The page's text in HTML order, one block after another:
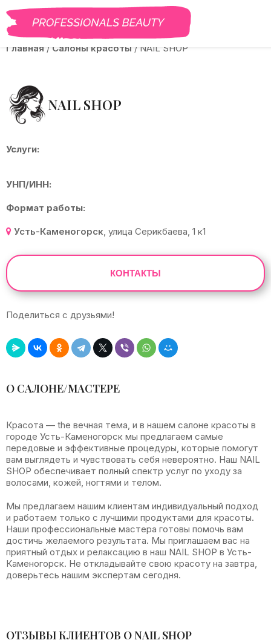
BEAUTY PRO САЛОНЫ ВАКАНСИИ КУРСЫ
Главная / Салоны красоты / NAIL SHOP
NAIL SHOP
Услуги:
УНП/ИНН:
Формат работы:
Усть-Каменогорск, улица Серикбаева, 1 к1
КОНТАКТЫ
Поделиться с друзьями!
−
О САЛОНЕ/МАСТЕРЕ
Красота — the вечная тема, и в нашем салоне красоты в
городе Усть-Каменогорск мы предлагаем самые
передовые и эффективные процедуры, которые помогут
вам выглядеть и чувствовать себя невероятно. Наш NAIL
SHOP обеспечивает полный спектр услуг по уходу за
волосами, кожей, ногтями и телом.
Мы предлагаем нашим клиентам индивидуальный подход
и работаем только с лучшими продуктами для красоты.
Наши профессиональные мастера готовы помочь вам
достичь желаемого результата. Мы приглашаем вас на
приятный отдых и релаксацию в наш NAIL SHOP в Усть-
Каменогорск. Не откладывайте свою красоту на завтра,
доверьтесь нашим экспертам сегодня.
ОТЗЫВЫ КЛИЕНТОВ О NAIL SHOP